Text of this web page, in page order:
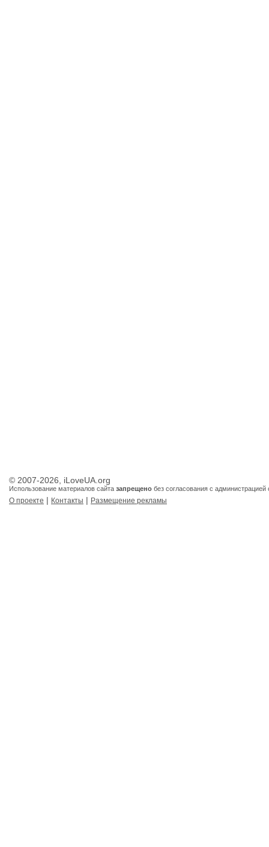
© 2007-2026, iLoveUA.org
Использование материалов сайта запрещено без согласования с администрацией
О проекте | Контакты | Размещение рекламы